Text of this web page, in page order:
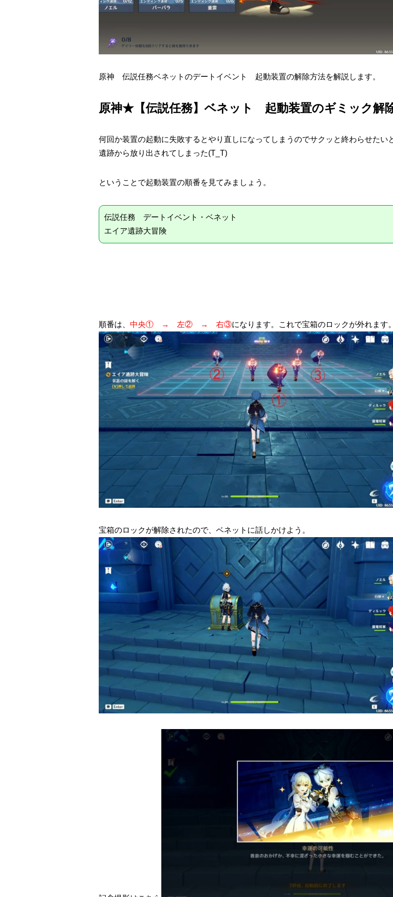
原神 伝説任務ベネットのデートイベント 起動装置の解除方法を解説します。
原神★【伝説任務】ベネット 起動装置のギミック解
何回か装置の起動に失敗するとやり直しになってしまうのでサクッと終わらせたい
遺跡から放り出されてしまった(T_T)
ということで起動装置の順番を見てみましょう。
伝説任務 デートイベント・ベネット
エイア遺跡大冒険
順番は、 中央① → 左② → 右③になります。これで宝箱のロックが外れます。
宝箱のロックが解除されたので、ベネットに話しかけよう。